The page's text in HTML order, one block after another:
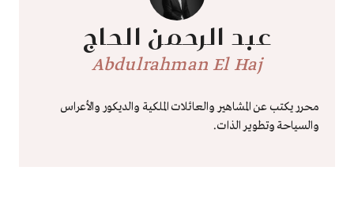
عبد الرحمن الحاج
Abdulrahman El Haj
محرر يكتب عن المشاهير والعائلات الملكية والديكور والأعراس
والسياحة وتطوير الذات.